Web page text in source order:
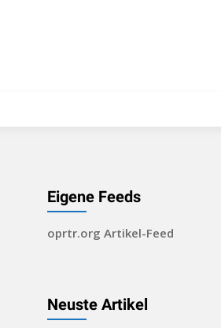
Eigene Feeds
oprtr.org Artikel-Feed
Neuste Artikel